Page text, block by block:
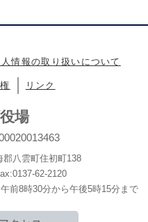
情報の取り扱いについて
リンク
場
八雲町住初町138
62-2120
前8時30分から午後5時15分まで